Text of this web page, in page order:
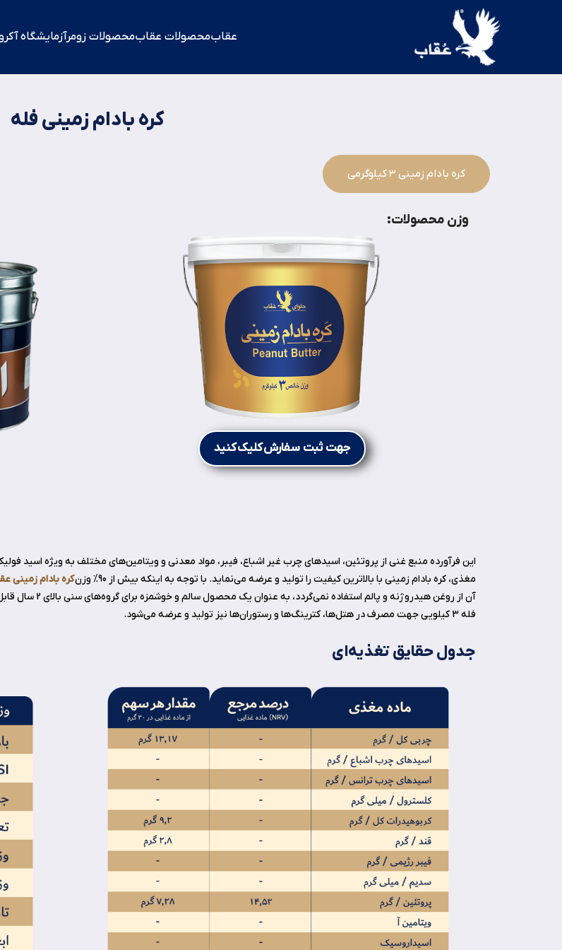
عقابمحصولات عقابمحصولات زومرآزمایشگاه
کره بادام زمینی فله
کره بادام زمینی 3 کیلوگرمی
وزن محصولات:
جهت ثبت سفارش کلیک کنید
این فرآورده منبع غنی از پروتئین، اسیدهای چرب غیر اشباع، فیبر، مواد معدنی و ویتامین‌های مختلف به ویژه اسید
مغذی، کره بادام زمینی با بالاترین کیفیت را تولید و عرضه می‌نماید. با توجه به اینکه بیش از 90% وزن
کره بادام زمینی
آن از روغن
فله 3 کیلویی جهت مصرف در هتل­‌ها، کترینگ­‌ها و رستوران‌ها نیز تولید و عرضه می‌شود.
جدول حقایق تغذیه‌ای